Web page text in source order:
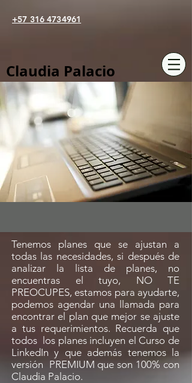
+57 316 4734961
Claudia Palacio
Tenemos planes que se ajustan a
todas las necesidades, si después de
analizar la lista de planes, no
encuentras el tuyo, NO TE
PREOCUPES, estamos para ayudarte,
podemos agendar una llamada para
encontrar el plan que mejor se ajuste
a tus requerimientos. Recuerda que
todos los planes incluyen el Curso de
LinkedIn y que además tenemos la
versión PREMIUM que son 100% con
Claudia Palacio.